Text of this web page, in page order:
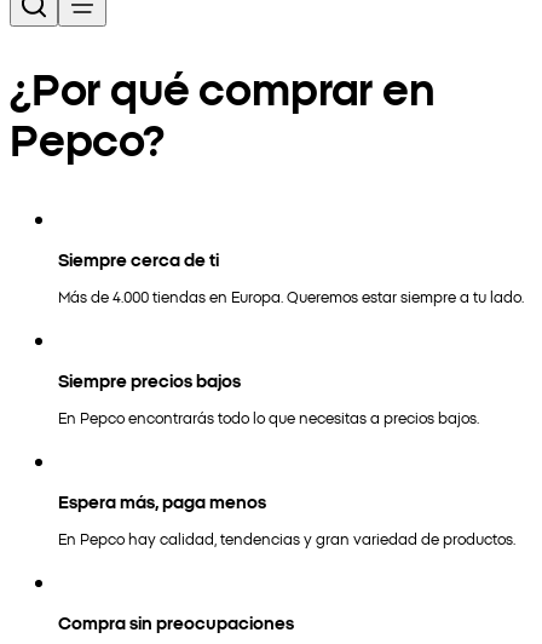
¿Por qué comprar en
Pepco?
Siempre cerca de ti
Más de 4.000 tiendas en Europa. Queremos estar siempre a tu lado.
Siempre precios bajos
En Pepco encontrarás todo lo que necesitas a precios bajos.
Espera más, paga menos
En Pepco hay calidad, tendencias y gran variedad de productos.
Compra sin preocupaciones